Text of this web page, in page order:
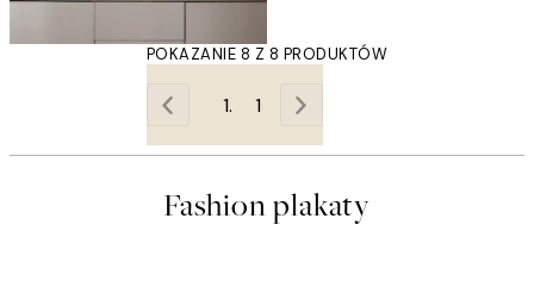
POKAZANIE 8 Z 8 PRODUKTÓW
1
Fashion plakaty